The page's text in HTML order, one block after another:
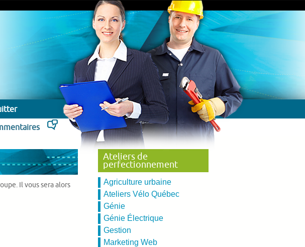
Ateliers de
perfectionnement
Agriculture urbaine
Ateliers Vélo Québec
Génie
Génie Électrique
Gestion
Marketing Web
Il vous sera alors